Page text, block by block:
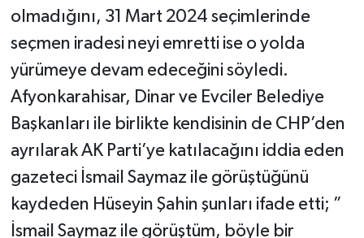
olmadığını, 31 Mart 2024 seçimlerinde
seçmen iradesi neyi emretti ise o yolda
yürümeye devam edeceğini söyledi.
Afyonkarahisar, Dinar ve Evciler Belediye
Başkanları ile birlikte kendisinin de CHP’den
ayrılarak AK Parti’ye katılacağını iddia eden
gazeteci İsmail Saymaz ile görüştüğünü
kaydeden Hüseyin Şahin şunları ifade etti; ”
İsmail Saymaz ile görüştüm, böyle bir